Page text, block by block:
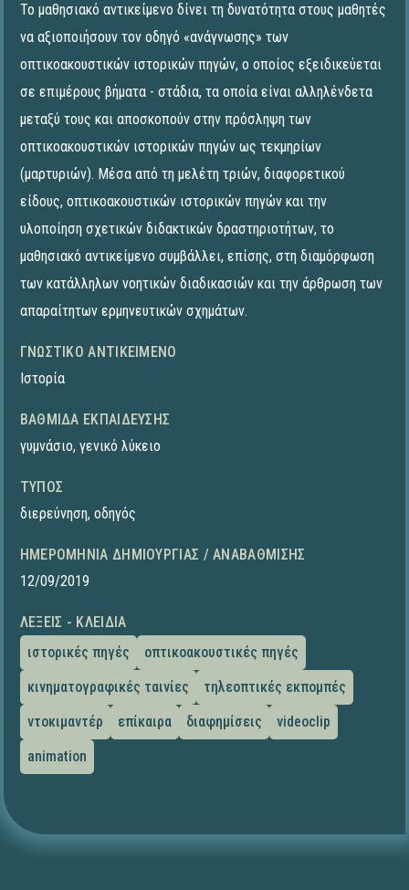
Το μαθησιακό αντικείμενο δίνει τη δυνατότητα στους μαθητές
να αξιοποιήσουν τον οδηγό «ανάγνωσης» των
οπτικοακουστικών ιστορικών πηγών, ο οποίος εξειδικεύεται
σε επιμέρους βήματα - στάδια, τα οποία είναι αλληλένδετα
μεταξύ τους και αποσκοπούν στην πρόσληψη των
οπτικοακουστικών ιστορικών πηγών ως τεκμηρίων
(μαρτυριών). Μέσα από τη μελέτη τριών, διαφορετικού
είδους, οπτικοακουστικών ιστορικών πηγών και την
υλοποίηση σχετικών διδακτικών δραστηριοτήτων, το
μαθησιακό αντικείμενο συμβάλλει, επίσης, στη διαμόρφωση
των κατάλληλων νοητικών διαδικασιών και την άρθρωση των
απαραίτητων ερμηνευτικών σχημάτων.
ΓΝΩΣΤΙΚΌ ΑΝΤΙΚΕΊΜΕΝΟ
Ιστορία
ΒΑΘΜΊΔΑ ΕΚΠΑΊΔΕΥΣΗΣ
γυμνάσιο, γενικό λύκειο
ΤΎΠΟΣ
διερεύνηση, οδηγός
ΗΜΕΡΟΜΗΝΊΑ ΔΗΜΙΟΥΡΓΊΑΣ / ΑΝΑΒΆΘΜΙΣΗΣ
12/09/2019
ΛΈΞΕΙΣ - ΚΛΕΙΔΙΆ
ιστορικές πηγές
οπτικοακουστικές πηγές
κινηματογραφικές ταινίες
τηλεοπτικές εκπομπές
ντοκιμαντέρ
επίκαιρα διαφημίσεις
videoclip
animation